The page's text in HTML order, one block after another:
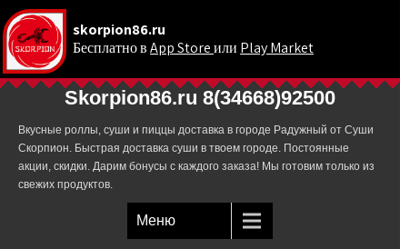
skorpion86.ru
Бесплатно вApp Storeили Play Market
Skorpion86.ru 8(34668)92500
Вкусные роллы, суши и пиццы доставка в городе Радужный от Суши
Скорпион. Быстрая доставка суши в твоем городе. Постоянные
акции, скидки. Дарим бонусы с каждого заказа! Мы готовим только из
свежих продуктов.
Меню